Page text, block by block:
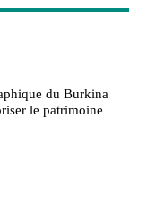
du Burkina
le patrimoine